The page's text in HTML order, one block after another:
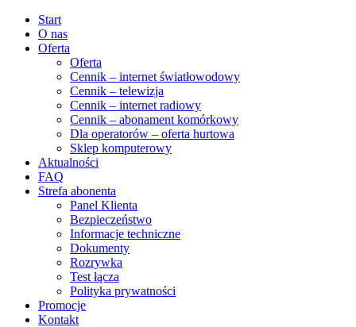
Start
O nas
Oferta
Oferta
Cennik – internet światłowodowy
Cennik – telewizja
Cennik – internet radiowy
Cennik – abonament komórkowy
Dla operatorów – oferta hurtowa
Sklep komputerowy
Aktualności
FAQ
Strefa abonenta
Panel Klienta
Bezpieczeństwo
Informacje techniczne
Dokumenty
Rozrywka
Test łącza
Polityka prywatności
Promocje
Kontakt